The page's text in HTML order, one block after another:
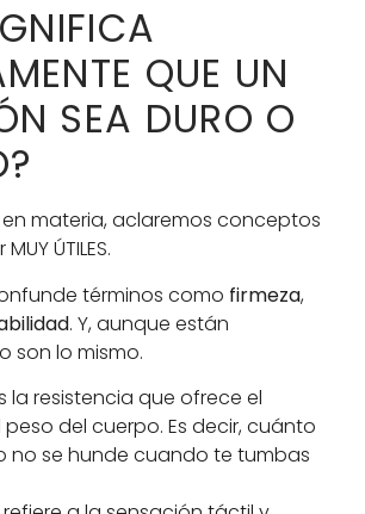
QUE UN
SEA DURO O
materia, aclaremos conceptos
ÚTILES.
términos como firmeza,
. Y, aunque están
son lo mismo.
la resistencia que ofrece el
del cuerpo. Es decir, cuánto
no se hunde cuando te tumbas